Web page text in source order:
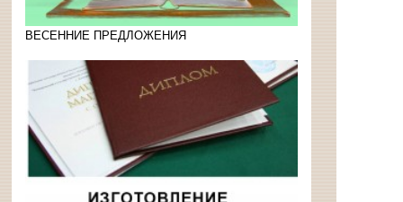
ВЕСЕННИЕ ПРЕДЛОЖЕНИЯ